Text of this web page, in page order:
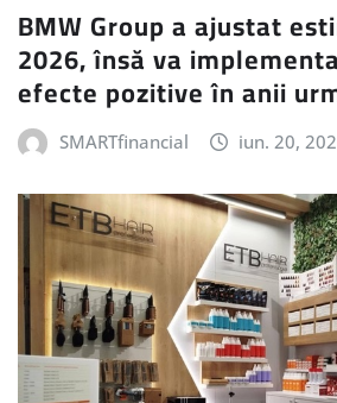
BMW Group a ajustat
2026, însă va
efecte pozitive în anii
SMARTfinancial iun. 20,